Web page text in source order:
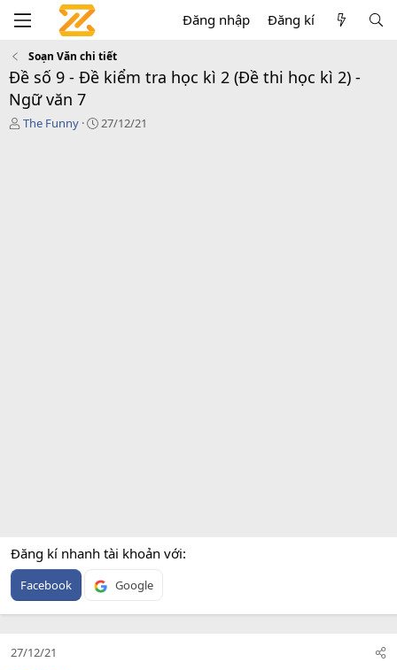
Đăng nhập Đăng kí
Soạn Văn chi tiết
Đề số 9 - Đề kiểm tra học kì 2 (Đề thi học kì 2) -
Ngữ văn 7
T
The Funny
C
27/12/21
Đăng kí nhanh tài khoản với
Facebook Google
27/12/21